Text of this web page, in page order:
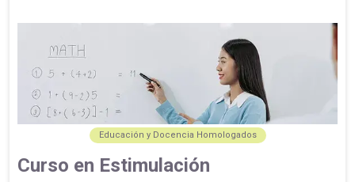
Educación y Docencia Homologados
Curso en Estimulación